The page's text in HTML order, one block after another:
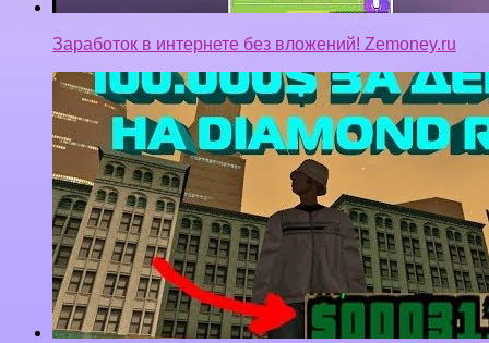
Заработок в интернете без вложений! Zemoney.ru